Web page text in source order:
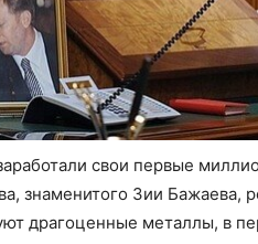
свои первые
знаменитого Зии
драгоценные металлы, в